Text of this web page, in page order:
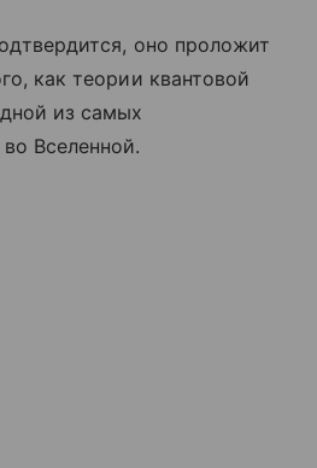
оно проложит
как теории квантовой
из самых
Вселенной.